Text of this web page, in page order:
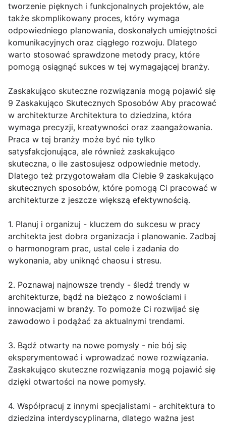
tworzenie pięknych i funkcjonalnych projektów, ale
także skomplikowany proces, który wymaga
odpowiedniego planowania, doskonałych umiejętności
komunikacyjnych oraz ciągłego rozwoju. Dlatego
warto stosować sprawdzone metody pracy, które
pomogą osiągnąć sukces w tej wymagającej branży.
Zaskakująco skuteczne rozwiązania mogą pojawić się
9 Zaskakująco Skutecznych Sposobów Aby pracować
w architekturze Architektura to dziedzina, która
wymaga precyzji, kreatywności oraz zaangażowania.
Praca w tej branży może być nie tylko
satysfakcjonująca, ale również zaskakująco
skuteczna, o ile zastosujesz odpowiednie metody.
Dlatego też przygotowałam dla Ciebie 9 zaskakująco
skutecznych sposobów, które pomogą Ci pracować w
architekturze z jeszcze większą efektywnością.
1. Planuj i organizuj - kluczem do sukcesu w pracy
architekta jest dobra organizacja i planowanie. Zadbaj
o harmonogram prac, ustal cele i zadania do
wykonania, aby uniknąć chaosu i stresu.
2. Poznawaj najnowsze trendy - śledź trendy w
architekturze, bądź na bieżąco z nowościami i
innowacjami w branży. To pomoże Ci rozwijać się
zawodowo i podążać za aktualnymi trendami.
3. Bądź otwarty na nowe pomysły - nie bój się
eksperymentować i wprowadzać nowe rozwiązania.
Zaskakująco skuteczne rozwiązania mogą pojawić się
dzięki otwartości na nowe pomysły.
4. Współpracuj z innymi specjalistami - architektura to
dziedzina interdyscyplinarna, dlatego ważna jest